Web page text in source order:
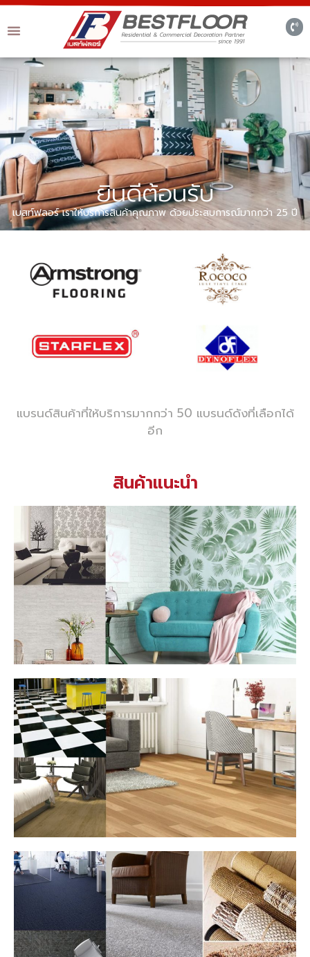
ยินดีต้อนรับ
เบสท์ฟลอร์ เราให้บริการสินค้าคุณภาพ ด้วยประสบการณ์มากกว่า 25 ปี
แบรนด์สินค้าที่ให้บริการมากกว่า 50 แบรนด์ดังที่เลือกได้
อีก
สินค้าแนะนำ